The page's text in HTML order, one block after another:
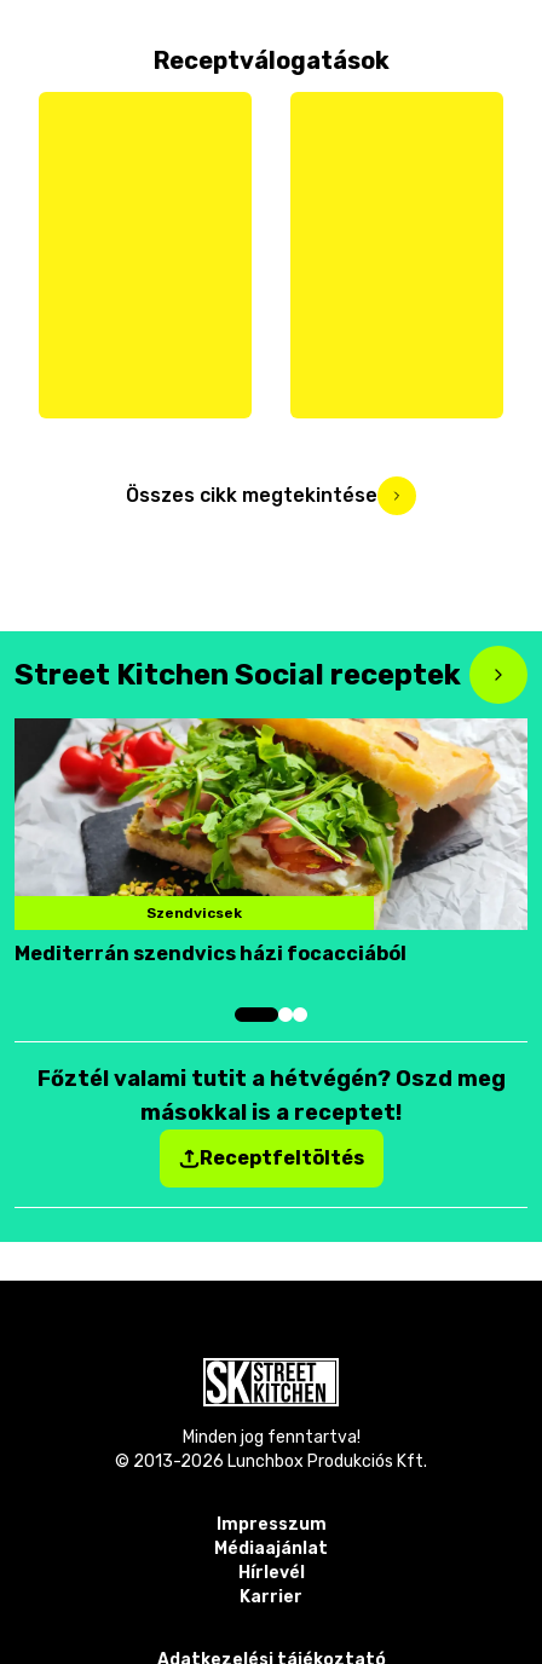
Receptválogatások
Összes cikk megtekintése
Street Kitchen Social receptek
Szendvicsek
Mediterrán szendvics házi focacciából
Főztél valami tutit a hétvégén? Oszd meg
másokkal is a receptet!
Receptfeltöltés
Minden jog fenntartva!
© 2013-2026 Lunchbox Produkciós Kft.
Impresszum
Médiaajánlat
Hírlevél
Karrier